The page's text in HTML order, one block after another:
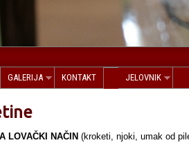
GALERIJA KONTAKT JELOVNIK
LOVAČKI NAČIN (kroketi, njoki, umak od